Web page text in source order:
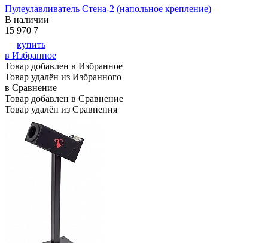
Пулеулавливатель Стена-2 (напольное крепление)
В наличии
15 970 7
купить
в Избранное
Товар добавлен в Избранное
Товар удалён из Избранного
в Сравнение
Товар добавлен в Сравнение
Товар удалён из Сравнения